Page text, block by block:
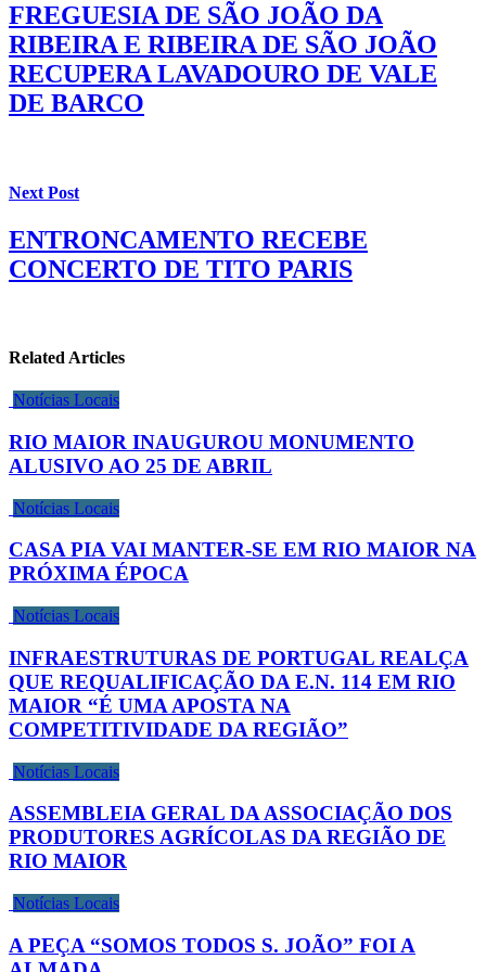
FREGUESIA DE SÃO JOÃO DA
RIBEIRA E RIBEIRA DE SÃO JOÃO
RECUPERA LAVADOURO DE VALE
DE BARCO
Next Post
ENTRONCAMENTO RECEBE
CONCERTO DE TITO PARIS
Related Articles
Notícias Locais
RIO MAIOR INAUGUROU MONUMENTO
ALUSIVO AO 25 DE ABRIL
Notícias Locais
CASA PIA VAI MANTER-SE EM RIO MAIOR NA
PRÓXIMA ÉPOCA
Notícias Locais
INFRAESTRUTURAS DE PORTUGAL REALÇA
QUE REQUALIFICAÇÃO DA E.N. 114 EM RIO
MAIOR “É UMA APOSTA NA
COMPETITIVIDADE DA REGIÃO”
Notícias Locais
ASSEMBLEIA GERAL DA ASSOCIAÇÃO DOS
PRODUTORES AGRÍCOLAS DA REGIÃO DE
RIO MAIOR
Notícias Locais
A PEÇA “SOMOS TODOS S. JOÃO” FOI A